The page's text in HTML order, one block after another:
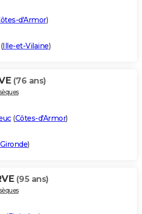
d'Armor)
Ille-et-Vilaine)
(76 ans)
(Côtes-d'Armor)
Gironde)
(95 ans)